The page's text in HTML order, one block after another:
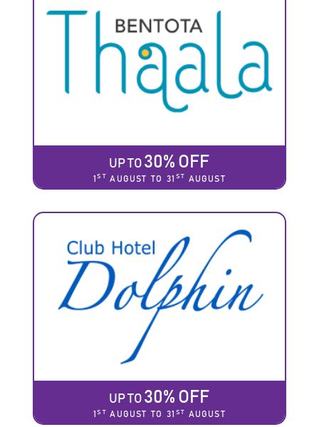
UP TO 30% OFF
1ST AUGUST TO 31 ST AUGUST
UP TO 30% OFF
1ST AUGUST TO 31 ST AUGUST